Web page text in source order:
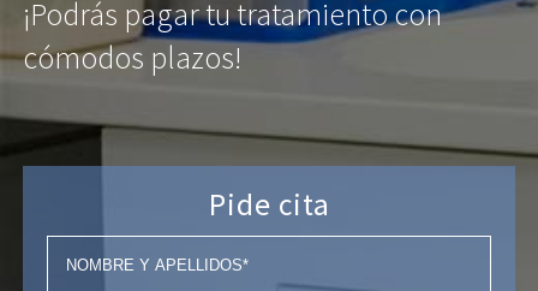
¡Podrás pagar tu tratamiento con
cómodos plazos!
Pide cita